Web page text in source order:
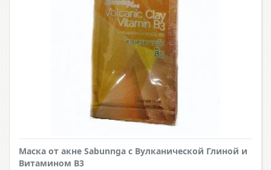
Маска от акне Sabunnga с Вулканической Глиной и
Витамином В3